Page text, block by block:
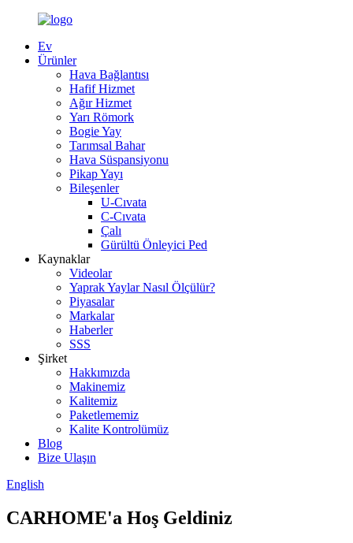
Ev
Ürünler
Hava Bağlantısı
Hafif Hizmet
Ağır Hizmet
Yarı Römork
Bogie Yay
Tarımsal Bahar
Hava Süspansiyonu
Pikap Yayı
Bileşenler
U-Cıvata
C-Cıvata
Çalı
Gürültü Önleyici Ped
Kaynaklar
Videolar
Yaprak Yaylar Nasıl Ölçülür?
Piyasalar
Markalar
Haberler
SSS
Şirket
Hakkımızda
Makinemiz
Kalitemiz
Paketlememiz
Kalite Kontrolümüz
Blog
Bize Ulaşın
English
CARHOME'a Hoş Geldiniz